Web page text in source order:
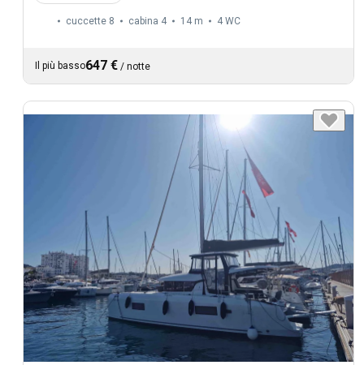
cuccette 8 cabina 4 14 m 4 WC
Il più basso647 € / notte